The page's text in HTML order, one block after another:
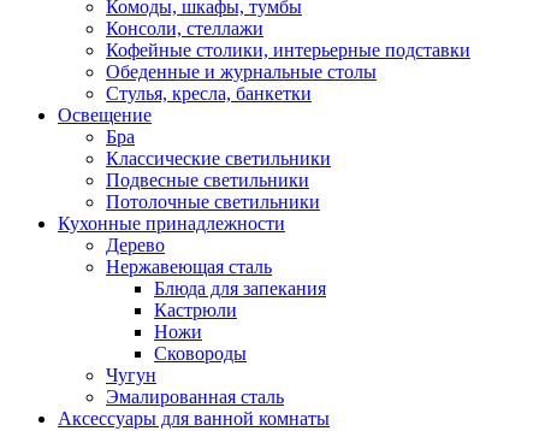
Комоды, шкафы, тумбы
Консоли, стеллажи
Кофейные столики, интерьерные подставки
Обеденные и журнальные столы
Стулья, кресла, банкетки
Освещение
Бра
Классические светильники
Подвесные светильники
Потолочные светильники
Кухонные принадлежности
Дерево
Нержавеющая сталь
Блюда для запекания
Кастрюли
Ножи
Сковороды
Чугун
Эмалированная сталь
Аксессуары для ванной комнаты